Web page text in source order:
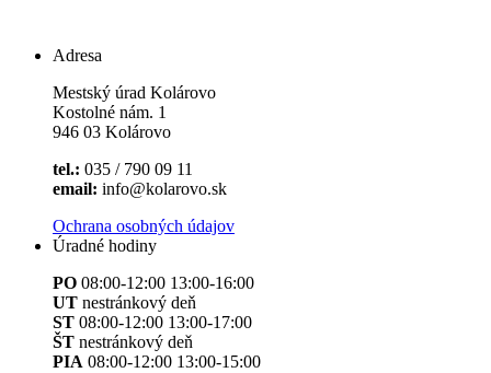
Adresa
Mestský úrad Kolárovo
Kostolné nám. 1
946 03 Kolárovo
tel.: 035 / 790 09 11
email: info@kolarovo.sk
Ochrana osobných údajov
Úradné hodiny
PO 08:00-12:00 13:00-16:00
UT nestránkový deň
ST 08:00-12:00 13:00-17:00
ŠT nestránkový deň
PIA 08:00-12:00 13:00-15:00